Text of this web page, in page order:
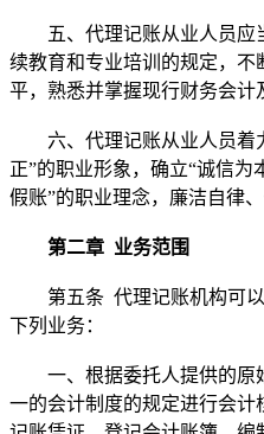
五、代理记账从业人员应
续教育和专业培训的规定，
平，熟悉并掌握现行财务会计
六、代理记账从业人员着
正”的职业形象，确立“诚信
假账”的职业理念，廉洁自律
第二章 业务范围
第五条 代理记账机构可以
下列业务：
一、根据委托人提供的原
一的会计制度的规定进行会计